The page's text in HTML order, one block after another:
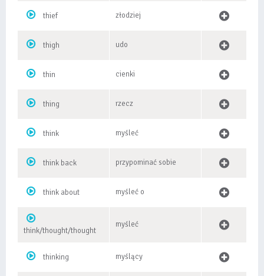
thief złodziej
thigh udo
thin cienki
thing rzecz
think myśleć
think back przypominać sobie
think about myśleć o
think/thought/thought
myśleć
thinking myślący